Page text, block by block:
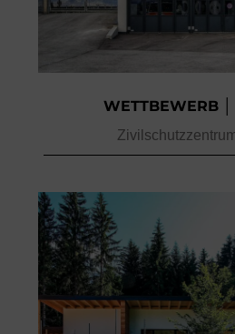
WETTBEWERB